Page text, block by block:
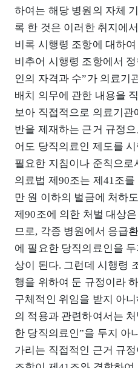
하여는 해당 병원의 자체
록 한 것은 이러한 취지에
비록 시행령 조항에 대하
비추어 시행령 조항에서
인의 자격과 수”가 의료기
배치 의무에 관한 내용을
보아 직접적으로 의료기관
반을 제재하는 근거 규정
어도 당직의료인 제도를
필요한 지침이나 준칙으로
의료법 제90조는 제41조
만 원 이하의 벌금에 처하
제90조에 의한 처벌 대상
므로, 각종 병원에서 응급
에 필요한 당직의료인을
상이 된다. 그런데 시행령
행을 위하여 둔 규정이라
구체적인 위임을 받지 아
의 적용과 관련하여서는
한 당직의료인”을 두지 아
가리는 직접적인 근거 규